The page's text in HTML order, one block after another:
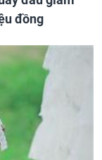
đồng